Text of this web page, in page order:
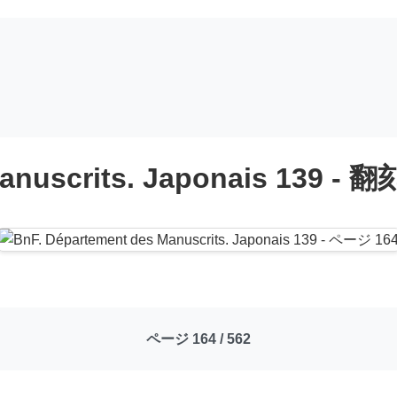
Japonais 139 - 翻
ページ 164 / 562